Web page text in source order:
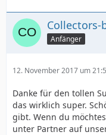
#info_left {
float:left;
Collectors-
Anfänger
12. November 2017 um
Danke für den tollen
das wirklich super.
gibt. Wenn du
unter Partner auf